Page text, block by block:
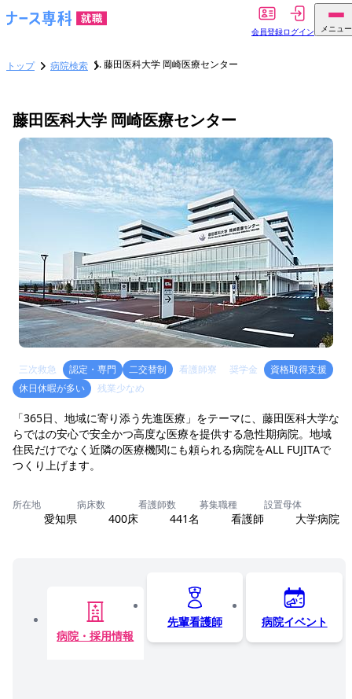
会員登録ログイン メニュー
トップ 病院検索 藤田医科大学 岡崎医療センター
藤田医科大学 岡崎医療センター
三次救急 認定・専門 二交替制 看護師寮 奨学金
資格取得支援
休日休暇が多い
残業少なめ
「365日、地域に寄り添う先進医療」をテーマに、藤田医科大学な
らではの安心で安全かつ高度な医療を提供する急性期病院。地域
住民だけでなく近隣の医療機関にも頼られる病院をALL FUJITAで
つくり上げます。
所在地
愛知県
病床数
400床
看護師数
441名
募集職種
看護師
設置母体
大学病院
病院・採用情報
先輩看護師 病院イベント